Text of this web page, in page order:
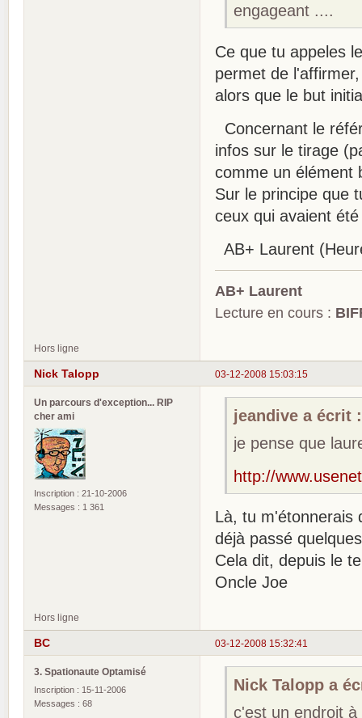
engageant ....
Ce que tu appeles
permet de
alors que le but
Concernant le
infos sur le tirage
comme un élément
Sur le principe que
ceux qui avaient
AB+ Laurent
AB+ Laurent
Lecture en cours :
Hors ligne
03-12-2008 15:03:15
Nick Talopp
Un parcours d'exception... RIP
cher ami
Inscription : 21-10-2006
Messages : 1 361
jeandive a écrit :
je pense que
http://
Là, tu m'étonnerais
déjà passé
Cela dit, depuis le
Oncle Joe
Hors ligne
03-12-2008 15:32:41
BC
3. Spationaute Optamisé
Inscription : 15-11-2006
Messages : 68
Nick Talopp a
c'est un endroit